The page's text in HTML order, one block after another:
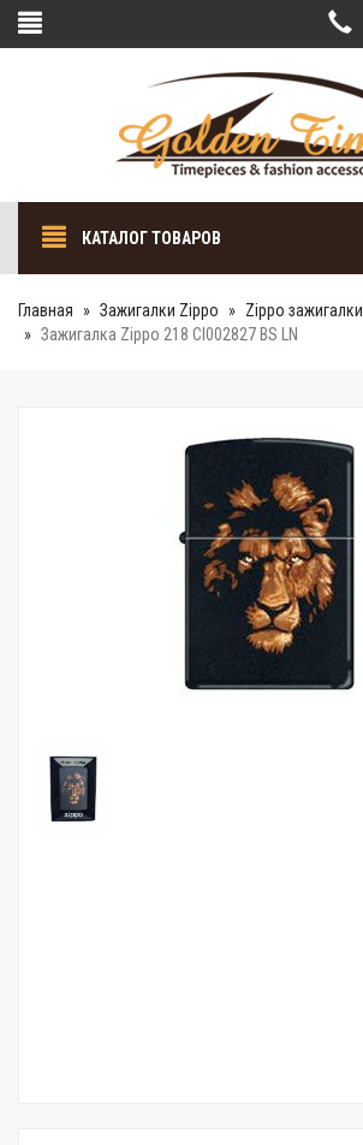
КАТАЛОГ ТОВАРОВ
Главная Зажигалки Zippo
Zippo зажигалки
Зажигалка Zippo 218 CI002827 BS LN